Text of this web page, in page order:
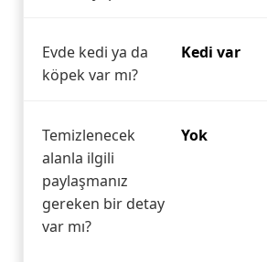
Evde kedi ya da
köpek var mı?
Kedi var
Temizlenecek
alanla ilgili
paylaşmanız
gereken bir detay
var mı?
Yok